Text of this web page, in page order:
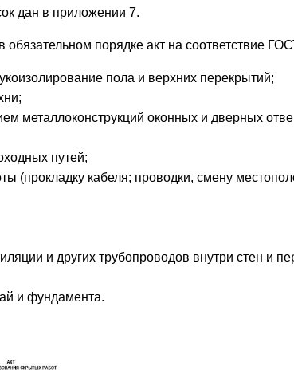
дан в приложении 7.
порядке акт на соответствие
пола и верхних перекрытий;
металлоконструкций оконных и дверных
путей;
(прокладку кабеля; проводки, смену
и других трубопроводов внутри стен и
и фундамента.